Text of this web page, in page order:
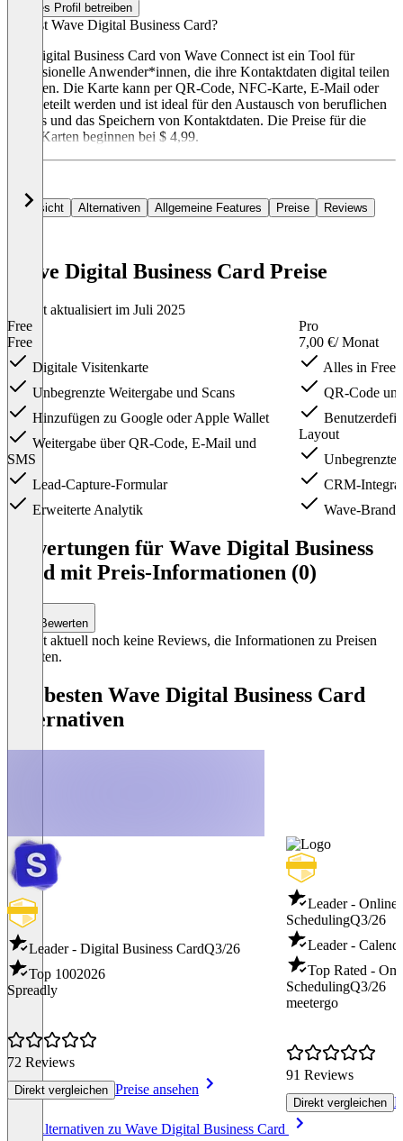
Dieses Profil betreiben
Was ist Wave Digital Business Card?
Die Digital Business Card von Wave Connect ist ein Tool für
professionelle Anwender*innen, die ihre Kontaktdaten digital teilen
möchten. Die Karte kann per QR-Code, NFC-Karte, E-Mail oder
Text geteilt werden und ist ideal für den Austausch von beruflichen
Details und das Speichern von Kontaktdaten. Die Preise für die
NFC-Karten beginnen bei $ 4,99.
Übersicht Alternativen Allgemeine Features Preise Reviews
Wave Digital Business Card Preise
Zuletzt aktualisiert im Juli 2025
Free
Free
Digitale Visitenkarte
Unbegrenzte Weitergabe und Scans
Hinzufügen zu Google oder Apple Wallet
Weitergabe über QR-Code, E-Mail und
SMS
Lead-Capture-Formular
Erweiterte Analytik
Pro
7,00 €/ Monat
Alles in Free
QR-Code
Layout
CRM-
Wave-
Bewertungen für Wave Digital Business
Card mit Preis-Informationen (0)
Bewerten
Es gibt aktuell noch keine Reviews, die Informationen zu Preisen
enthalten.
Die besten Wave Digital Business Card
Alternativen
Leader - Digital Business CardQ3/26
Top 1002026
Spreadly
72 Reviews
Direkt vergleichen Preise ansehen
Leader - Online
SchedulingQ3/26
Leader -
Top Rated -
SchedulingQ3/26
meetergo
91 Reviews
Direkt vergleichen
Alle Alternativen zu Wave Digital Business Card